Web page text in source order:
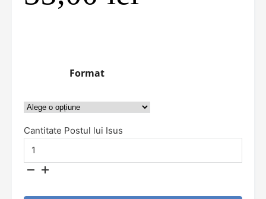
Format
Cantitate Postul lui Isus